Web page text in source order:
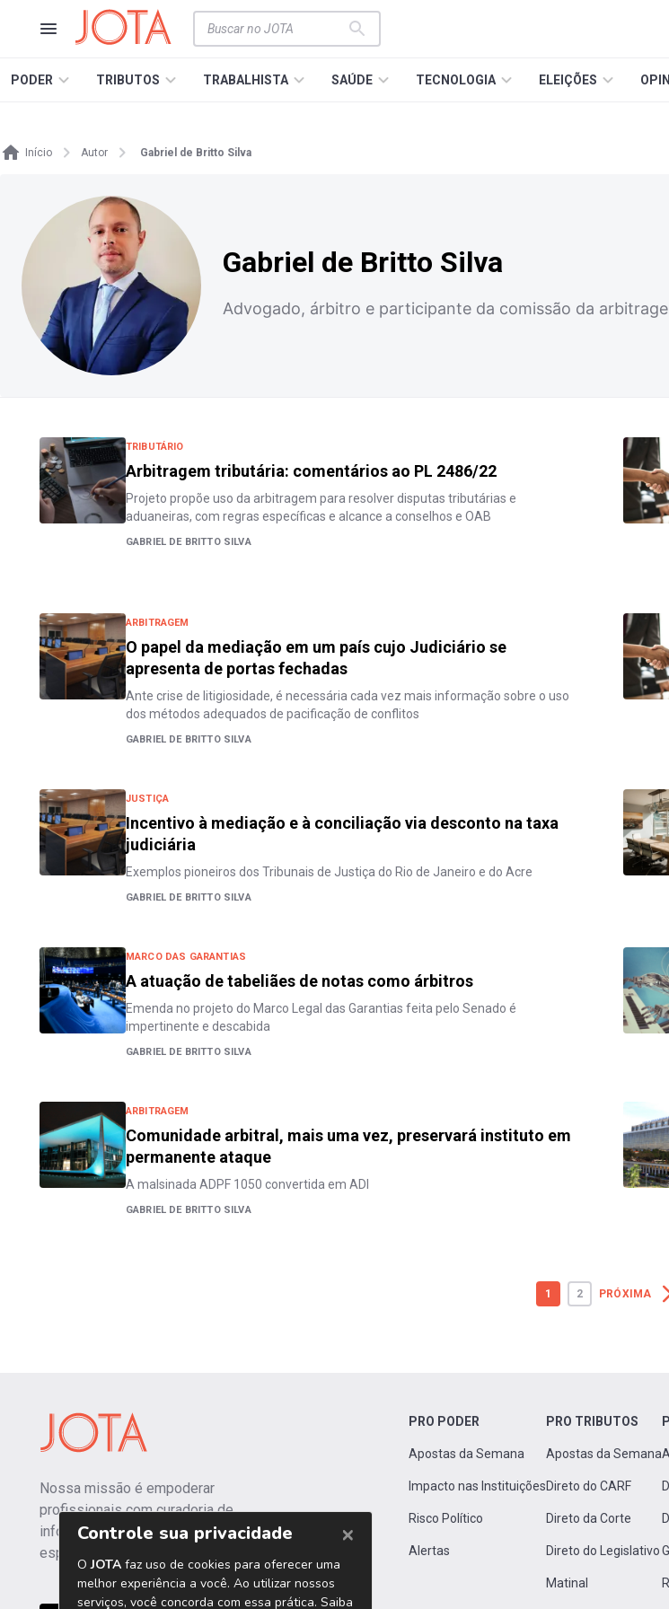
PODER TRIBUTOS TRABALHISTA SAÚDE TECNOLOGIA ELEIÇÕES
Início Autor Gabriel de Britto Silva
Gabriel de Britto Silva
Advogado, árbitro e participante da comissão da
TRIBUTÁRIO
Arbitragem tributária: comentários ao PL 2486/22
Projeto propõe uso da arbitragem para resolver disputas tributárias e
aduaneiras, com regras específicas e alcance a conselhos e OAB
GABRIEL DE BRITTO SILVA
ARBITRAGEM
O papel da mediação em um país cujo Judiciário se
apresenta de portas fechadas
Ante crise de litigiosidade, é necessária cada vez mais informação sobre o uso
dos métodos adequados de pacificação de conflitos
GABRIEL DE BRITTO SILVA
JUSTIÇA
Incentivo à mediação e à conciliação via desconto na taxa
judiciária
Exemplos pioneiros dos Tribunais de Justiça do Rio de Janeiro e do Acre
GABRIEL DE BRITTO SILVA
MARCO DAS GARANTIAS
A atuação de tabeliães de notas como árbitros
Emenda no projeto do Marco Legal das Garantias feita pelo Senado é
impertinente e descabida
GABRIEL DE BRITTO SILVA
ARBITRAGEM
Comunidade arbitral, mais uma vez, preservará instituto em
permanente ataque
A malsinada ADPF 1050 convertida em ADI
GABRIEL DE BRITTO SILVA
1 2 PRÓXIMA
Nossa missão é empoderar
profissionais com curadoria de
informações independentes e
especializadas.
PRO PODER
Apostas da Semana
Impacto nas Instituições
Risco Político
Alertas
PRO TRIBUTOS
Apostas da Semana
Direto do CARF
Direto da Corte
Direto do Legislativo
Matinal